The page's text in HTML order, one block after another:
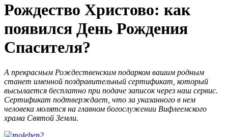
Рождество Христово: как
появился День Рождения
Спасителя?
А прекрасным Рождественским подарком вашим родным
станет именной поздравительный сертификат, который
высылается бесплатно при подаче записок через наш сервис.
Сертификат подтверждает, что за указанного в нем
человека молятся на главном богослужении Вифлеемского
храма Святой Земли.